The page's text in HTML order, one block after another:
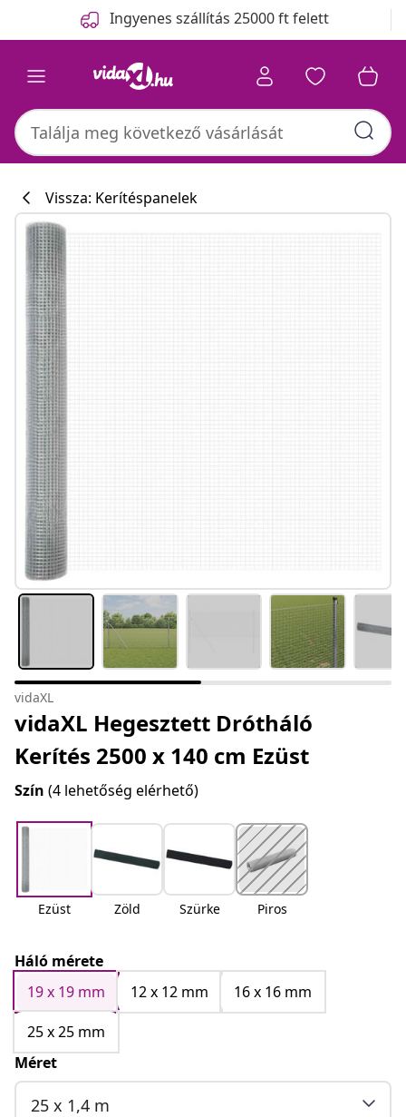
Ingyenes szállítás 25000 ft felett
Vissza: Kerítéspanelek
vidaXL
vidaXL Hegesztett Drótháló
Kerítés 2500 x 140 cm Ezüst
Szín (4 lehetőség elérhető)
Ezüst Zöld Szürke Piros
Háló mérete
19 x 19 mm
12 x 12 mm
16 x 16 mm
25 x 25 mm
Méret
25 x 1,4 m